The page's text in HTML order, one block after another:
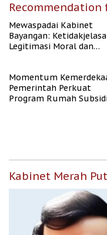
Recommendation
Mewaspadai Kabinet
Bayangan:
Legitimasi Moral dan
Momentum
Pemerintah Perkuat
Program Rumah
Kabinet Merah